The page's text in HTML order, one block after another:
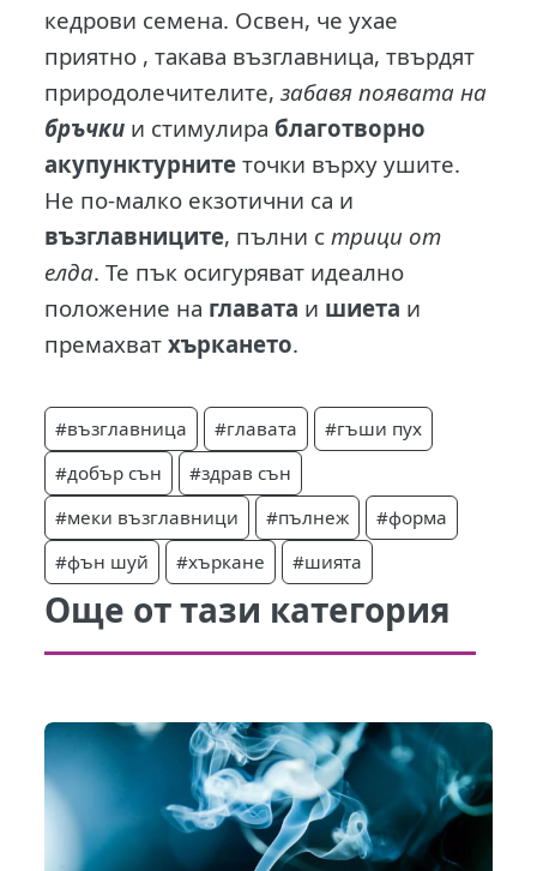
кедрови семена. Освен, че ухае
приятно , такава възглавница, твърдят
природолечителите, забавя появата на
бръчки и стимулираблаготворно
акупунктурните точки върху ушите.
Не по-малко екзотични са и
възглавниците, пълни стрици от
елда. Те пък осигуряват идеално
положение на главата и шиета и
премахватхъркането.
#възглавница #главата
#гъши пух
#добър сън
#здрав сън
#меки възглавници
#пълнеж
#форма
#фън шуй
#хъркане #шията
Още от тази категория